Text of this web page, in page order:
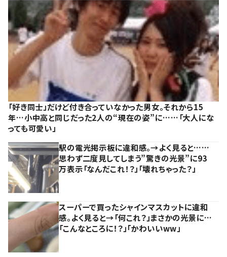
「好き同士」だけど付き合っていなかった男女。それから15
年…小中高と同じだった2人の“現在の姿”に……「大人にな
っても可愛い」
駅の電光掲示板に違和感。→よく見ると……
思わず二度見してしまう”驚きの光景”に93
万表示「なんだこれ！？」「壊れちゃった？」
スーパーで買ったシャインマスカットに違和
感。よく見ると→「何これ？」まさかの光景に…
「こんなところに！？」「かわいいww」